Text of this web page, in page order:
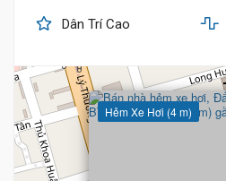
Dân Trí Cao
Hẻm Xe Hơi (4 m)